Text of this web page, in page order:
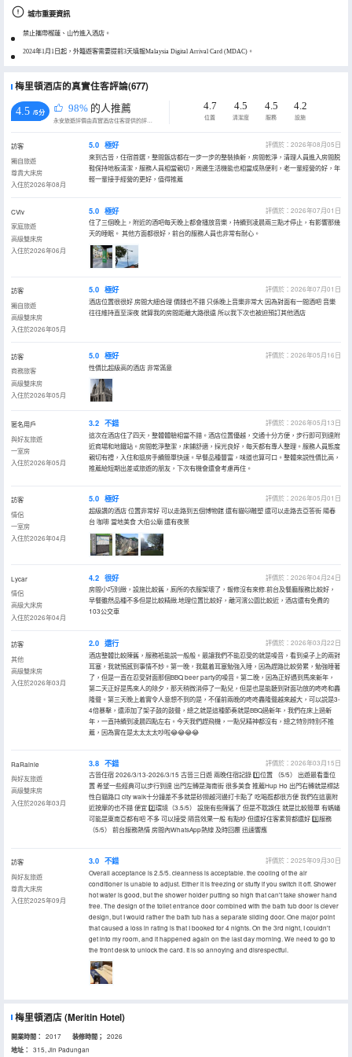
城市重要資訊
禁止攜帶榴蓮、山竹進入酒店。
2024年1月1日起，外籍遊客需要提前3天填報Malaysia Digital Arrival Card (MDAC)。
梅里頓酒店的真實住客評論(677)
4.5 /5分 98% 的人推薦
永安旅遊評價由真實酒店住客提供的評價。
4.7
位置
4.5
清潔度
4.5
服務
4.2
設施
訪客
獨自旅遊
尊貴大床房
入住於2026年08月
5.0 極好
評價於：2026年08月05日
來到古晉，住宿首選，整間飯店都在一步一步的整裝換新，房間乾淨，清理人員進入房間脱
鞋保持地板清潔，服務人員相當親切，周邊生活機能也相當成熟便利，老一輩經營的好，年
輕一輩接手經營的更好，值得推薦
CViv
家庭旅遊
高級雙床房
入住於2026年06月
5.0 極好
評價於：2026年07月01日
住了三個晚上，附近的酒吧每天晚上都會播放音樂，持續到凌晨兩三點才停止，有影響那幾
天的睡眠。 其他方面都很好，前台的服務人員也非常有耐心。
訪客
獨自旅遊
高級雙床房
入住於2026年05月
5.0 極好
評價於：2026年07月01日
酒店位置很很好 房間大細合理 價錢也不錯 只係晚上音樂非常大 因為對面有一間酒吧 音樂
往往維持直至深夜 就算我的房間距離大路很遠 所以我下次也被迫預訂其他酒店
訪客
商務旅客
高級雙床房
入住於2026年05月
5.0 極好
評價於：2026年05月16日
性價比超級高的酒店 非常滿意
匿名用戶
與好友旅遊
一室房
入住於2026年05月
3.2 不錯
評價於：2026年05月13日
這次在酒店住了四天，整體體驗相當不錯。酒店位置優越，交通十分方便，步行即可到達附
近商場和地鐵站。房間乾淨整潔，床鋪舒適，採光良好，每天都有專人整理。服務人員態度
親切有禮，入住和退房手續簡單快速。早餐品種豐富，味道也算可口。整體來説性價比高，
推薦給短期出差或旅遊的朋友，下次有機會還會考慮再住。
訪客
情侶
一室房
入住於2026年04月
5.0 極好
評價於：2026年05月01日
超級讚的酒店 位置非常好 可以走路到五個博物館 還有貓🐱雕塑 還可以走路去亞答街 陽春
台 咖啡 當地美食 大伯公廟 還有夜景
Lycar
情侶
高級大床房
入住於2026年04月
4.2 很好
評價於：2026年04月24日
房間小巧別緻，設施比較舊，廁所的衣服架壞了，報修沒有來修.前台及餐廳服務比較好，
早餐雖然品種不多但是比較精緻.地理位置比較好，離河濱公園比較近，酒店還有免費的
103公交車
訪客
其他
高級雙床房
入住於2026年03月
2.0 還行
評價於：2026年03月22日
酒店整體比較陳舊，服務衹能説一般般。最讓我們不能忍受的就是噪音，看到桌子上的兩對
耳塞，我就預感到事情不妙。第一晚，我戴着耳塞勉強入睡，因為趕路比較勞累，勉強睡著
了，但是一直在忍受對面那個BBQ beer party的噪音。第二晚，因為正好遇到馬來新年，
第二天正好是馬來人的除夕，那天稍微消停了一點兒，但是也是能聽到對面功放的咚咚和轟
隆聲。第三天晚上着實令人意想不到的是，不僅前兩晚的咚咚轟隆聲越來越大，可以説是3-
4倍暴擊，還添加了架子鼓的鼓聲，總之就是這種節奏就是BBQ過新年，我們在床上過新
年，一直持續到凌晨四點左右。今天我們趕飛機，一點兒精神都沒有，總之特別特別不推
薦，因為實在是太太太太吵啦😂😂😂😂
RaRainie
與好友旅遊
高級雙床房
入住於2026年03月
3.8 不錯
評價於：2026年03月15日
古晉住宿 2026/3/13-2026/3/15 古晉三日遊 兩晚住宿記錄 1️⃣位置 （5/5） 出遊最看重位
置 希望一些經典可以步行到達 出門左轉是海南街 很多美食 推薦Hup Ho 出門右轉就是標誌
性白貓路口 city walk十分鐘差不多就是砂撈越河邊打卡點了 吃喝逛都很方便 我們在這裏附
近按摩的也不錯 便宜 2️⃣環境（3.5/5） 設施有些陳舊了 但是不耽誤住 就是比較簡單 有螞蟻
可能是東南亞都有吧 不多 可以接受 隔音效果一般 有點吵 但還好住客素質都還好 3️⃣服務
（5/5） 前台服務熱情 房間內WhatsApp熱線 及時回覆 迅速響應
訪客
與好友旅遊
尊貴大床房
入住於2025年09月
3.0 不錯
評價於：2025年09月30日
Overall acceptance is 2.5/5. cleanness is acceptable. the cooling of the air
conditioner is unable to adjust. Either it is freezing or stuffy if you switch it off. Shower
hot water is good, but the shower holder putting so high that can't take shower hand
free. The design of the toilet entrance door combined with the bath tub door is clever
design, but I would rather the bath tub has a separate sliding door. One major point
that caused a loss in rating is that I booked for 4 nights. On the 3rd night, I couldn't
get into my room, and it happened again on the last day morning. We need to go to
the front desk to unlock the card. It is so annoying and disrespectful.
梅里頓酒店(Meritin Hotel)
開業時間： 2017 装修時間； 2026
地址：
315, Jln Padungan